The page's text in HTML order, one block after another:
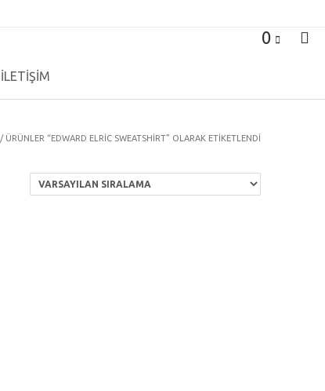
0
İLETİŞİM
/ ÜRÜNLER “EDWARD ELRIC SWEATSHIRT” OLARAK ETIKETLENDI